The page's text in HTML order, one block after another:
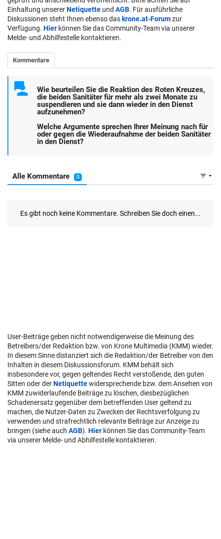
Einhaltung unsererNetiquette und AGB. Für ausführliche
Diskussionen steht Ihnen ebenso daskrone.at-Forumzur
Verfügung. Hier können Sie das Community-Team via unserer
Melde- und Abhilfestelle kontaktieren.
User-Beiträge geben nicht notwendigerweise die Meinung des
Betreibers/der Redaktion bzw. von Krone Multimedia (KMM) wieder.
In diesem Sinne distanziert sich die Redaktion/der Betreiber von den
Inhalten in diesem Diskussionsforum. KMM behält sich
insbesondere vor, gegen geltendes Recht verstoßende, den guten
Sitten oder derNetiquettewidersprechende bzw. dem Ansehen von
KMM zuwiderlaufende Beiträge zu löschen, diesbezüglichen
Schadenersatz gegenüber dem betreffenden User geltend zu
machen, die Nutzer-Daten zu Zwecken der Rechtsverfolgung zu
verwenden und strafrechtlich relevante Beiträge zur Anzeige zu
bringen (siehe auch AGB). Hier können Sie das Community-Team
via unserer Melde- und Abhilfestelle kontaktieren.